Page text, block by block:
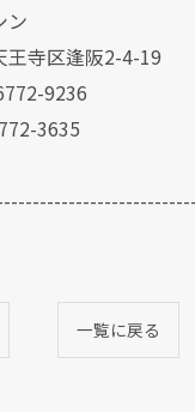
ン
王寺区逢阪2-4-19
9236
3635
一覧に戻る